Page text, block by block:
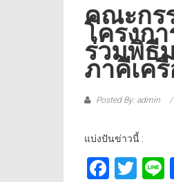
คณะกร
โครงก
ร่วมพิธี
ภาคีเค
Posted By: admin
แบ่งปันข่าวนี้ :